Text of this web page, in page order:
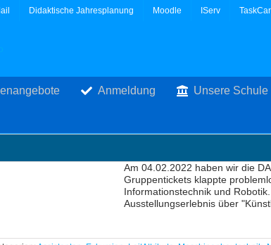
Didaktische Jahresplanung Moodle IServ
Anmeldung Unsere Schule
Am 04.02.2022 haben wir die
Gruppentickets klappte
Informationstechnik und
Ausstellungserlebnis über